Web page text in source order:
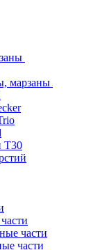
марзаны
Т30
части
части